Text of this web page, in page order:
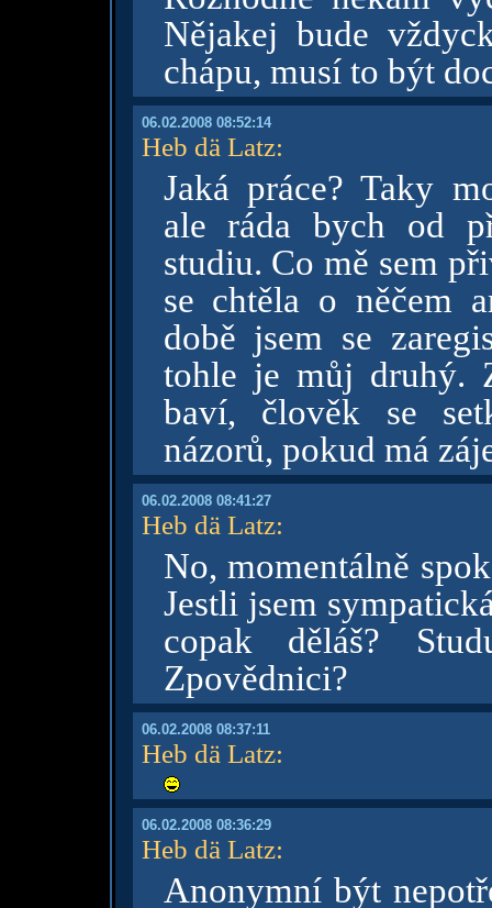
Nějakej bude
chápu, musí to být
06.02.2008 08:52:14
Heb dä Latz:
Jaká práce? Taky
ale ráda bych od
studiu. Co mě sem
se chtěla o něčem
době jsem se
tohle je můj druhý.
baví, člověk se
názorů, pokud má
06.02.2008 08:41:27
Heb dä Latz:
No, momentálně
Jestli jsem
copak děláš?
Zpovědnici?
06.02.2008 08:37:11
Heb dä Latz:
06.02.2008 08:36:29
Heb dä Latz:
Anonymní být